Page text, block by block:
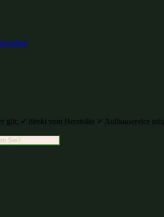
gilt: ✓ direkt vom Hersteller ✓ Aufbauservice